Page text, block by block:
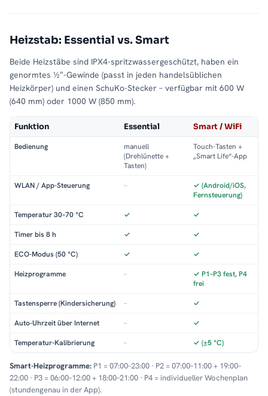
Heizstab: Essential vs. Smart
Beide Heizstäbe sind IPX4-spritzwassergeschützt, haben ein
genormtes ½″-Gewinde (passt in jeden handelsüblichen
Heizkörper) und einen SchuKo-Stecker – verfügbar mit 600 W
(640 mm) oder 1000 W (850 mm).
Funktion Essential Smart / WiFi
Bedienung
manuell
(Drehlünette +
Tasten)
Touch-Tasten +
„Smart Life“-App
WLAN / App-Steuerung –
✓ (Android/iOS,
Fernsteuerung)
Temperatur 30–70 °C ✓ ✓
Timer bis 8 h ✓ ✓
ECO-Modus (50 °C) ✓ ✓
Heizprogramme –
✓ P1–P3 fest, P4
frei
Tastensperre (Kindersicherung) – ✓
Auto-Uhrzeit über Internet – ✓
Temperatur-Kalibrierung – ✓ (±5 °C)
Smart-Heizprogramme: P1 = 07:00–23:00 · P2 = 07:00–11:00 + 19:00–
22:00 · P3 = 06:00–12:00 + 18:00–21:00 · P4 = individueller Wochenplan
(stundengenau in der App).